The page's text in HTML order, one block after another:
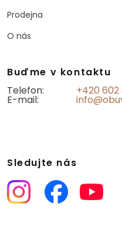
Prodejna
O nás
Buďme v kontaktu
Telefon:
+420 602
E-mail:
Sledujte nás